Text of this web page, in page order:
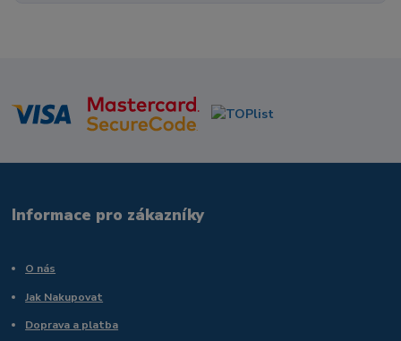
Informace pro zákazníky
O nás
Jak Nakupovat
Doprava a platba